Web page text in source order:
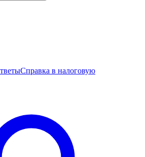
Справка в налоговую